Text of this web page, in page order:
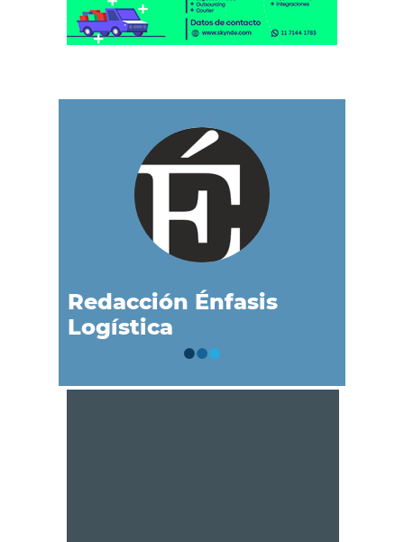
Redacción Énfasis
Logística